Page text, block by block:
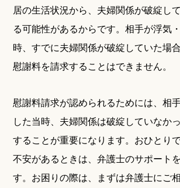
居の生活状況から、夫婦関係が破綻し
る可能性があるからです。相手が浮気
時、すでに夫婦関係が破綻していた場
慰謝料を請求することはできません。
慰謝料請求が認められるためには、相
した当時、夫婦関係は破綻していなか
することが重要になります。おひとり
不安があるときは、弁護士のサポート
す。お困りの際は、まずは弁護士にご相